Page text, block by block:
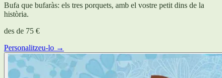
Bufa que bufaràs: els tres porquets, amb el vostre petit dins de la
història.
des de 75 €
Personalitzeu-lo →